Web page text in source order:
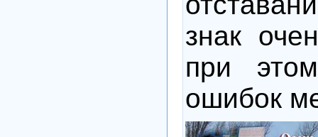
знак
при
ошибок